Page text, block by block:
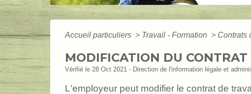
Accueil particuliers > Travail - Formation > Contrats
MODIFICATION DU
Vérifié le 28 Oct 2021 - Direction de l'information légale et
L'employeur peut modifier le contrat de